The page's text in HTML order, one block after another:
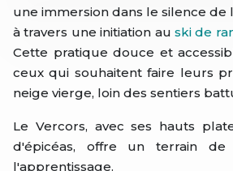
une immersion dans le silence
à travers une initiation au ski de
Cette pratique douce et
ceux qui souhaitent faire leurs
neige vierge, loin des sentiers
Le Vercors, avec ses hauts
d'épicéas, offre un terrain
l'apprentissage.